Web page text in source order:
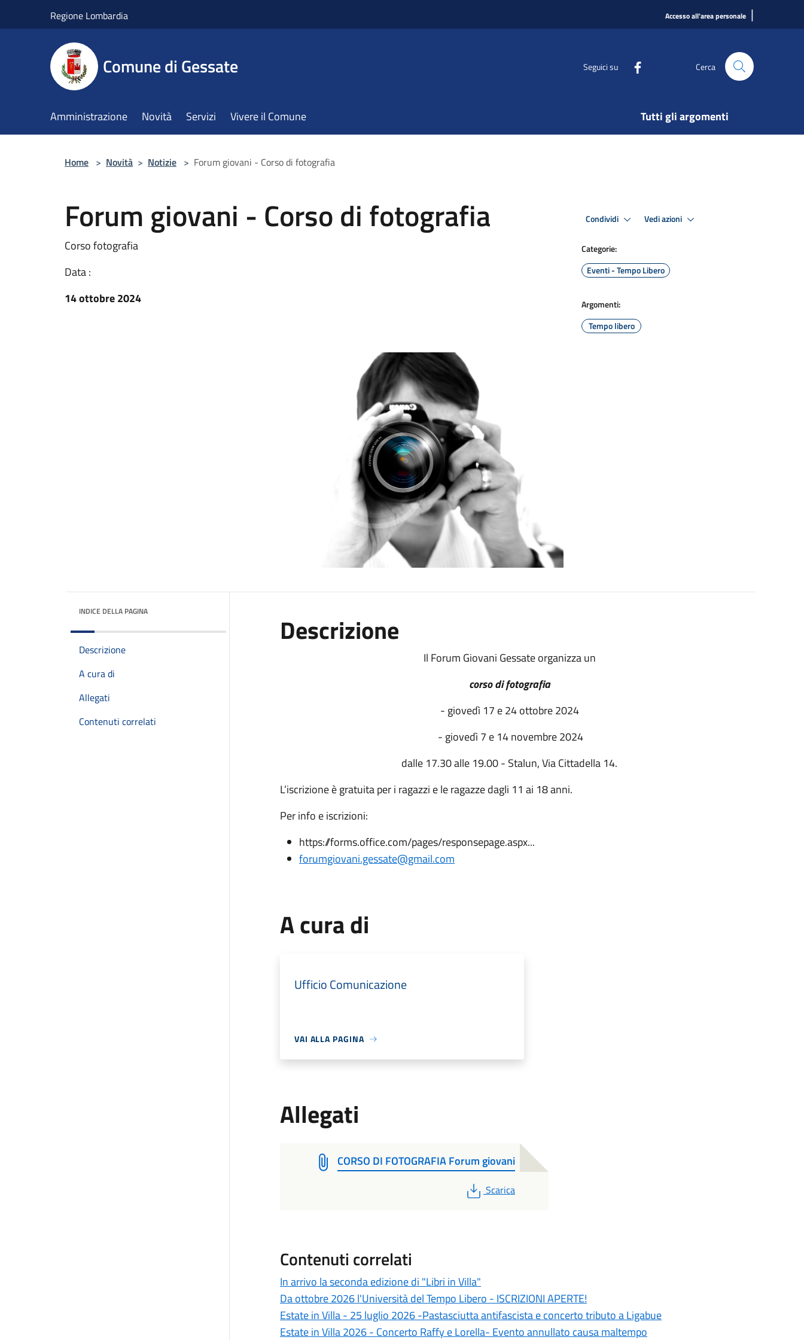
Regione Lombardia Accesso all'area personale |
Comune di Gessate Seguici su Cerca
Amministrazione Novità Servizi Vivere il Comune Tutti gli argomenti
Home > Novità > Notizie > Forum giovani - Corso di fotografia
Forum giovani - Corso di fotografia
Corso fotografia
Data :
14 ottobre 2024
Condividi Vedi azioni
Categorie:
Eventi - Tempo Libero
Argomenti:
Tempo libero
INDICE DELLA PAGINA
Descrizione
A cura di
Allegati
Contenuti correlati
Descrizione
Il Forum Giovani Gessate organizza un
corso di fotografia
- giovedì 17 e 24 ottobre 2024
- giovedì 7 e 14 novembre 2024
dalle 17.30 alle 19.00 - Stalun, Via Cittadella 14.
L’iscrizione è gratuita per i ragazzi e le ragazze dagli 11 ai 18 anni.
Per info e iscrizioni:
https://forms.office.com/pages/responsepage.aspx...
forumgiovani.gessate@gmail.com
A cura di
Ufficio Comunicazione
VAI ALLA PAGINA
Allegati
CORSO DI FOTOGRAFIA Forum giovani
PDF
Scarica
Contenuti correlati
In arrivo la seconda edizione di "Libri in Villa"
Da ottobre 2026 l'Università del Tempo Libero - ISCRIZIONI APERTE!
Estate in Villa - 25 luglio 2026 -Pastasciutta antifascista e concerto tributo a Ligabue
Estate in Villa 2026 - Concerto Raffy e Lorella- Evento annullato causa maltempo